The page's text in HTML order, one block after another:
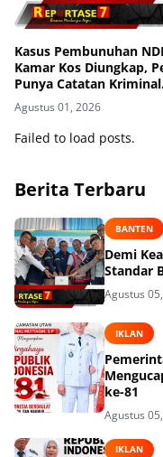
Kasus Pembunuhan
Kamar Kos Diungkap,
Punya Catatan Kriminal
Kekerasan
Agustus 01, 2026
Failed to load posts.
Berita Terbaru
BANTEN
Demi
Standar
Agustus
IKLAN
ke-81
Agustus
IKLAN